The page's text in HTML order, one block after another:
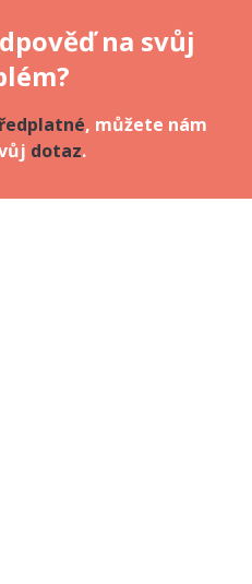
na svůj
, můžete nám
dotaz.